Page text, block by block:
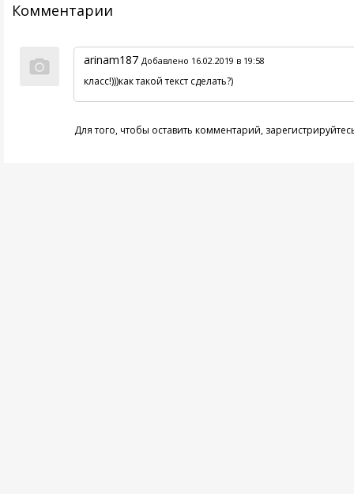
Комментарии
arinam187 Добавлено 16.02.2019 в 19:58
класс!)))как такой текст сделать?)
Для того, чтобы оставить комментарий,